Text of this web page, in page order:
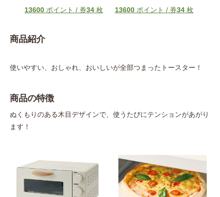
13600 ポイント / 券34 枚
13600 ポイント / 券34 枚
商品紹介
使いやすい、おしゃれ、おいしいが全部つまったトースター！
商品の特徴
ぬくもりのある木目デザインで、使うたびにテンションがあがり
ます！